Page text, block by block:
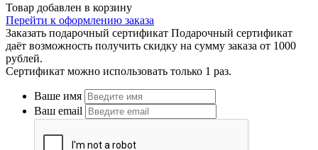
Товар добавлен в корзину
Перейти к оформлению заказа
Заказать подарочный сертификат Подарочный сертификат
даёт возможность получить скидку на сумму заказа от 1000
рублей.
Сертификат можно использовать только 1 раз.
Ваше имя
Ваш email